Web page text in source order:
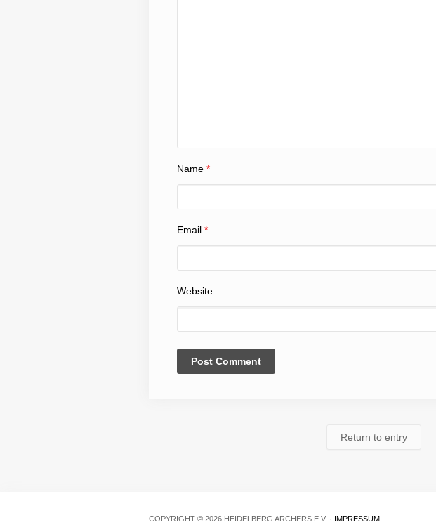
Name *
Email *
Website
Return to entry
COPYRIGHT © 2026 HEIDELBERG ARCHERS E.V. · IMPRESSUM